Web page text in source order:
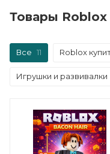
Товары
Все 11 Roblox
Игрушки и развивалки